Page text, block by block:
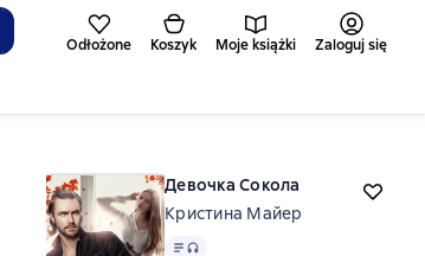
Odłożone Koszyk Moje książki Zaloguj się
Девочка Сокола
Кристина Майер
Tekst